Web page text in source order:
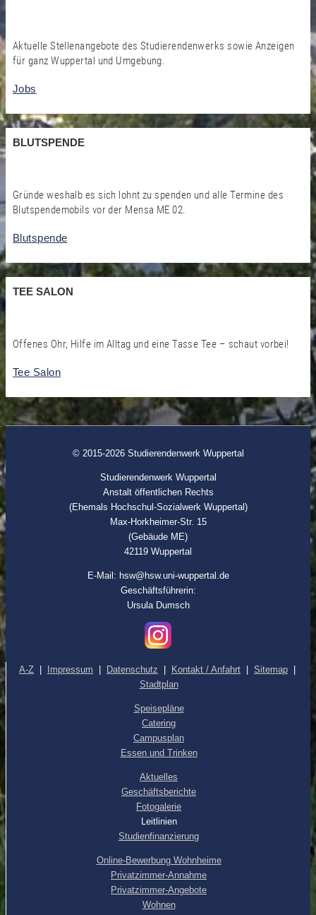
Aktuelle Stellenangebote des Studierendenwerks sowie Anzeigen
für ganz Wuppertal und Umgebung.
Jobs
BLUTSPENDE
Gründe weshalb es sich lohnt zu spenden und alle Termine des
Blutspendemobils vor der Mensa ME 02.
Blutspende
TEE SALON
Offenes Ohr, Hilfe im Alltag und eine Tasse Tee – schaut vorbei!
Tee Salon
© 2015-2026 Studierendenwerk Wuppertal
Studierendenwerk Wuppertal
Anstalt öffentlichen Rechts
(Ehemals Hochschul-Sozialwerk Wuppertal)
Max-Horkheimer-Str. 15
(Gebäude ME)
42119 Wuppertal
E-Mail: hsw@hsw.uni-wuppertal.de
Geschäftsführerin:
Ursula Dumsch
A-Z Impressum Datenschutz Kontakt / Anfahrt Sitemap
Stadtplan
Speisepläne
Catering
Campusplan
Essen und Trinken
Aktuelles
Geschäftsberichte
Fotogalerie
Leitlinien
Studienfinanzierung
Online-Bewerbung Wohnheime
Privatzimmer-Annahme
Privatzimmer-Angebote
Wohnen